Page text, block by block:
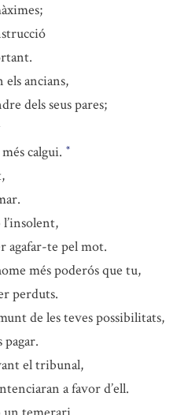
ancians,
dels seus pares;
calgui. *
agafar-te pel mot.
més poderós que tu,
perduts.
de les teves possibilitats,
pagar.
el tribunal,
a favor d’ell.